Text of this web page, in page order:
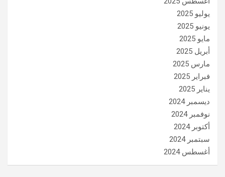
يوليو 2025
يونيو 2025
مايو 2025
أبريل 2025
مارس 2025
فبراير 2025
يناير 2025
ديسمبر 2024
نوفمبر 2024
أكتوبر 2024
سبتمبر 2024
أغسطس 2024